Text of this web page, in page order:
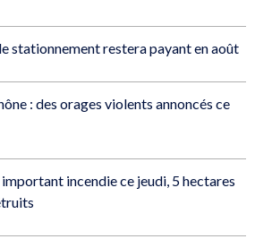
stationnement restera payant en août
: des orages violents annoncés ce
important incendie ce jeudi, 5 hectares